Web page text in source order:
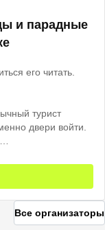
и парадные
его читать.
турист
двери войти.
на нескольких
города. Доходные
Петербург.
Все организаторы